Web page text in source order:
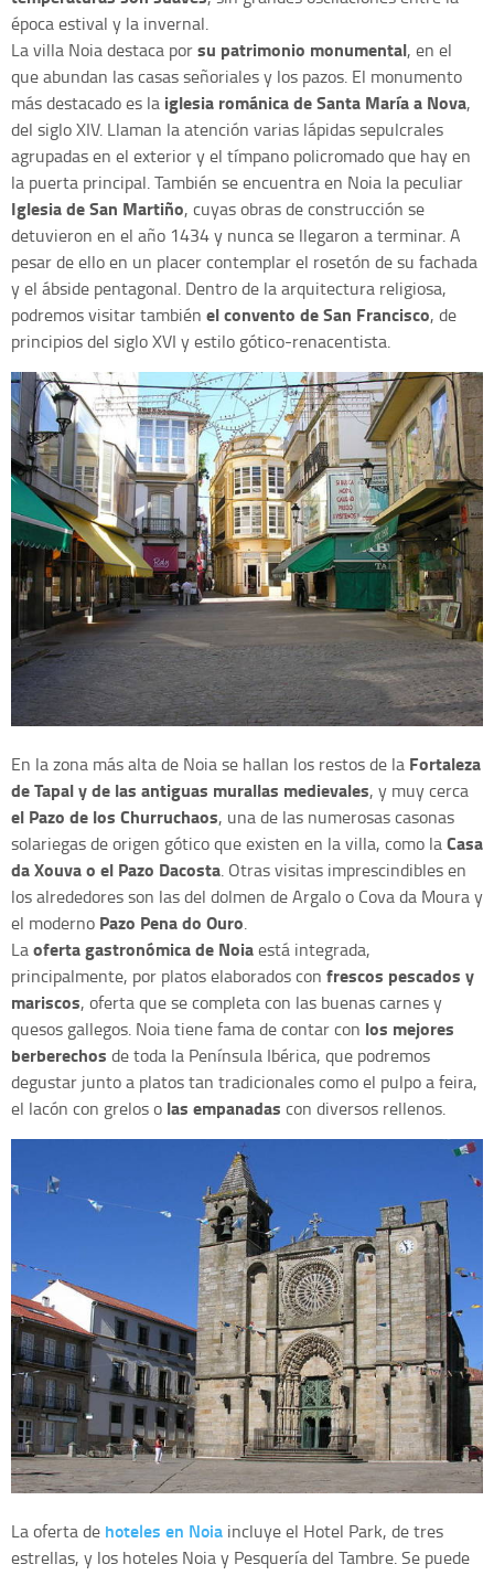
época estival y la invernal.
La villa Noia destaca porsu patrimonio monumental, en el
que abundan las casas señoriales y los pazos. El monumento
más destacado es la iglesia románica de Santa María a Nova,
del siglo XIV. Llaman la atención varias lápidas sepulcrales
agrupadas en el exterior y el tímpano policromado que hay en
la puerta principal. También se encuentra en Noia la peculiar
Iglesia de San Martiño, cuyas obras de construcción se
detuvieron en el año 1434 y nunca se llegaron a terminar. A
pesar de ello en un placer contemplar el rosetón de su fachada
y el ábside pentagonal. Dentro de la arquitectura religiosa,
podremos visitar también el convento de San Francisco, de
principios del siglo XVI y estilo gótico-renacentista.
En la zona más alta de Noia se hallan los restos de la Fortaleza
de Tapal y de las antiguas murallas medievales, y muy cerca
el Pazo de los Churruchaos, una de las numerosas casonas
solariegas de origen gótico que existen en la villa, como laCasa
da Xouva o el Pazo Dacosta. Otras visitas imprescindibles en
los alrededores son las del dolmen de Argalo o Cova da Moura y
el moderno Pazo Pena do Ouro.
Laoferta gastronómica de Noiaestá integrada,
principalmente, por platos elaborados con frescos pescados y
mariscos, oferta que se completa con las buenas carnes y
quesos gallegos. Noia tiene fama de contar con los mejores
berberechos de toda la Península Ibérica, que podremos
degustar junto a platos tan tradicionales como el pulpo a feira,
el lacón con grelos o las empanadas con diversos rellenos.
La oferta de hoteles en Noia incluye el Hotel Park, de tres
estrellas, y los hoteles Noia y Pesquería del Tambre. Se puede